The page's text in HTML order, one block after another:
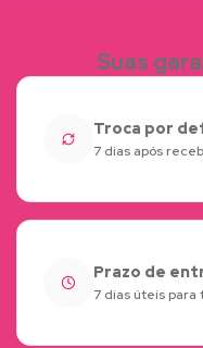
Suas
Troca por
7 dias após
Prazo de
7 dias úteis para